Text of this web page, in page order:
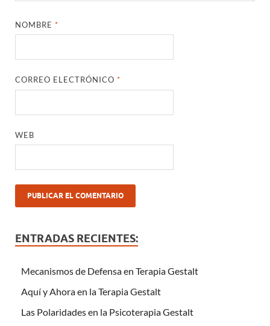
NOMBRE*
CORREO ELECTRÓNICO*
WEB
ENTRADAS RECIENTES:
Mecanismos de Defensa en Terapia Gestalt
Aquí y Ahora en la Terapia Gestalt
Las Polaridades en la Psicoterapia Gestalt